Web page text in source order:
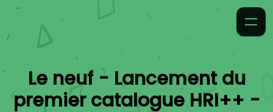
Le neuf - Lancement du
premier catalogue HRI++ -